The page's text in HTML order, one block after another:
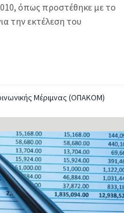
όπως προστέθηκε με το
την εκτέλεση του
Μέριμνας (ΟΠΑΚΟΜ)